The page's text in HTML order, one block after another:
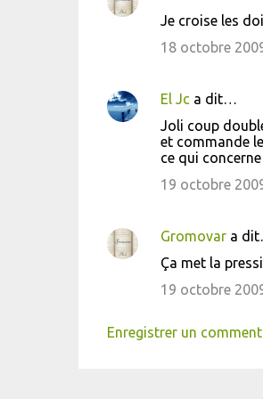
Je croise les
18 octobre
El Jca dit…
Joli coup
et commande
ce qui concerne
19 octobre
Gromovara
Ça met la
19 octobre
Enregistrer un